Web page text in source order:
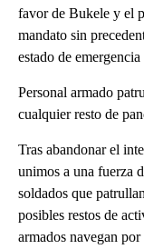
favor de Bukele y el
mandato sin
estado de
Personal armado
cualquier resto de
Tras abandonar el
unimos a una fuerza
soldados que
posibles restos de
armados navegan